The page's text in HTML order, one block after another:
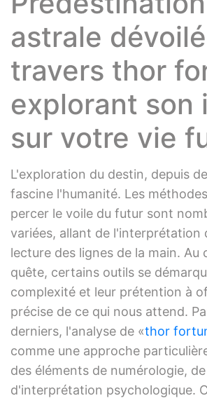
astrale
travers thor
explorant son
sur votre vie
L'exploration du destin, depuis
fascine l'humanité. Les
percer le voile du futur sont
variées, allant de l'interprétation
lecture des lignes de la main.
quête, certains outils se
complexité et leur prétention à
précise de ce qui nous attend.
derniers, l'analyse de «thor
comme une approche
des éléments de numérologie,
d'interprétation psychologique.